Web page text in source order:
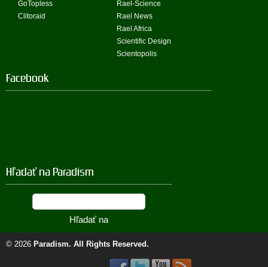
GoTopless
Clitoraid
Rael-Science
Rael News
Rael Africa
Scientific Design
Scientopolis
Facebook
Hľadať na Paradism
© 2026 Paradism. All Rights Reserved.